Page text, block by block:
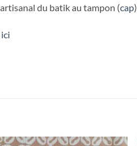
du batik au tampon (cap)
ici